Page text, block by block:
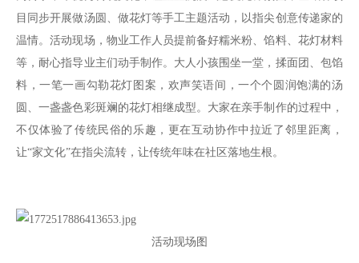
目同步开展做汤圆、做花灯等手工主题活动，以指尖创意传递家的
温情。活动现场，物业工作人员提前备好糯米粉、馅料、花灯材料
等，耐心指导业主们动手制作。大人小孩围坐一堂，揉面团、包馅
料，一笔一画勾勒花灯图案，欢声笑语间，一个个圆润饱满的汤
圆、一盏盏色彩斑斓的花灯相继成型。大家在亲手制作的过程中，
不仅体验了传统民俗的乐趣，更在互动协作中拉近了邻里距离，
让“家文化”在指尖流转，让传统年味在社区落地生根。
活动现场图